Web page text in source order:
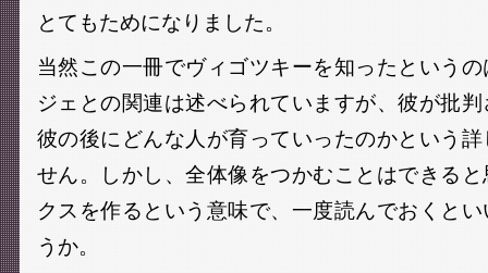
とてもためになりました。
当然この一冊でヴィゴツキーを知ったという
ジェとの関連は述べられていますが、彼が批
彼の後にどんな人が育っていったのかという
せん。しかし、全体像をつかむことはできる
クスを作るという意味で、一度読んでおくと
うか。